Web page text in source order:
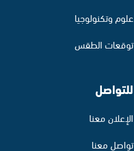
علوم وتكنولوجيا
توقعات الطقس
للتواصل
الإعلان معنا
تواصل معنا